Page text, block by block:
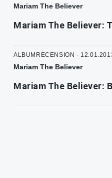
Mariam The Believer
Mariam The Believer:
ALBUMRECENSION -
Mariam The Believer
Mariam The Believer: